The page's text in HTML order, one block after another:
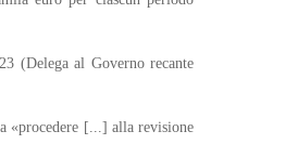
(Delega al Governo recante
«procedere [...] alla revisione